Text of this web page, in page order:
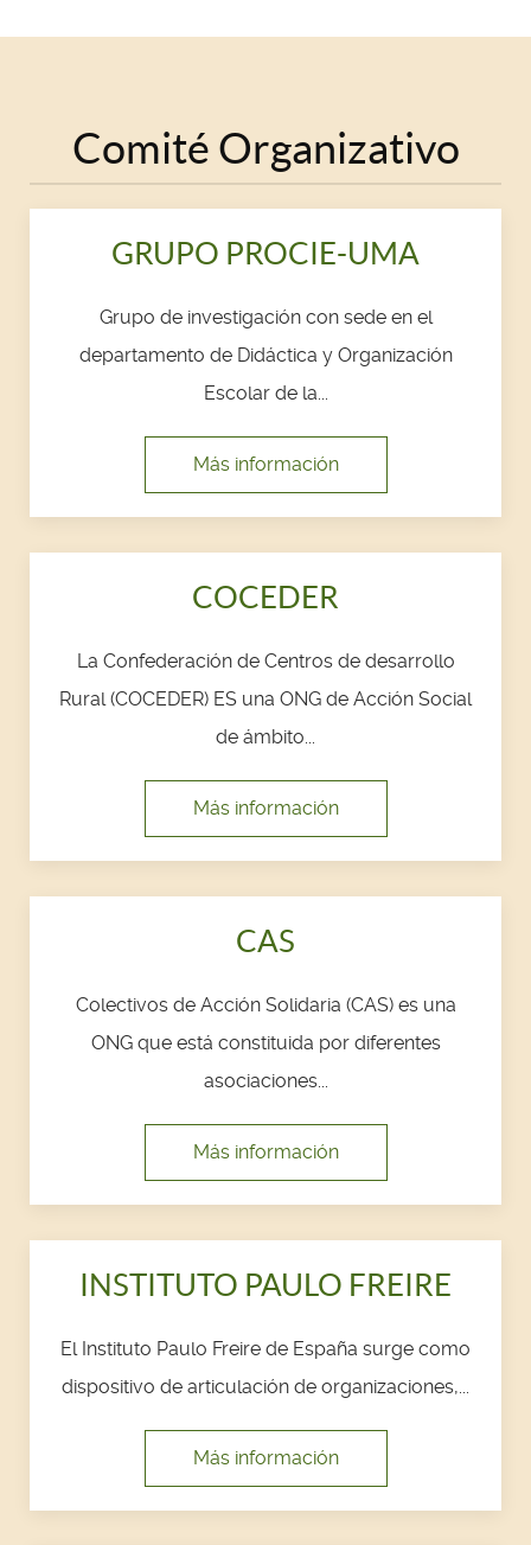
Comité Organizativo
GRUPO PROCIE-UMA
Grupo de investigación con sede en el
departamento de Didáctica y Organización
Escolar de la...
Más información
COCEDER
La Confederación de Centros de desarrollo
Rural (COCEDER) ES una ONG de Acción Social
de ámbito...
Más información
CAS
Colectivos de Acción Solidaria (CAS) es una
ONG que está constituida por diferentes
asociaciones...
Más información
INSTITUTO PAULO FREIRE
El Instituto Paulo Freire de España surge como
dispositivo de articulación de organizaciones,...
Más información